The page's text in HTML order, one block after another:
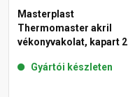
Masterplast
Thermomaster akril
vékonyvakolat, kapart 2
Gyártói készleten